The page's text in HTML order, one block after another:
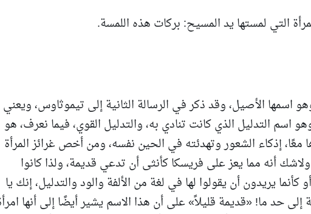
التي لمستها يد المسيح: بركات هذه اللمسة.
وهو اسمها الأصيل، وقد ذكر في الرسالة الثانية إلى تيموثاوس، ويعني
اسم التدليل الذي كانت تنادي به، والتدليل القوي، فيما نعرف، هو
معًا، إذكاء الشعور وتهدئته في الحين نفسه، ومن أخص غرائز المرأة
أنه مما يعز على فريسكا كأنثى أن تدعي قديمة، ولذا كانوا
كأنما يريدون أن يقولوا لها في لغة من الألفة والود والتدليل، إنك يا
حد ما! «قديمة قليلاً» على أن هذا الاسم يشير أيضًا إلى أنها